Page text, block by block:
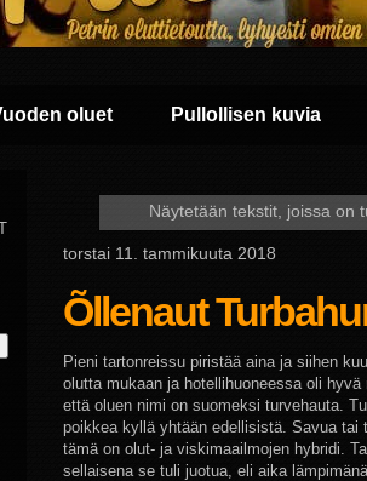
oluet Pullollisen kuvia
Näytetään tekstit, joissa on
torstai 11. tammikuuta 2018
Õllenaut
Pieni tartonreissu piristää aina ja siihen
olutta mukaan ja hotellihuoneessa oli
että oluen nimi on suomeksi turvehauta.
poikkea kyllä yhtään edellisistä. Savua
tämä on olut- ja viskimaailmojen hybridi.
sellaisena se tuli juotua, eli aika